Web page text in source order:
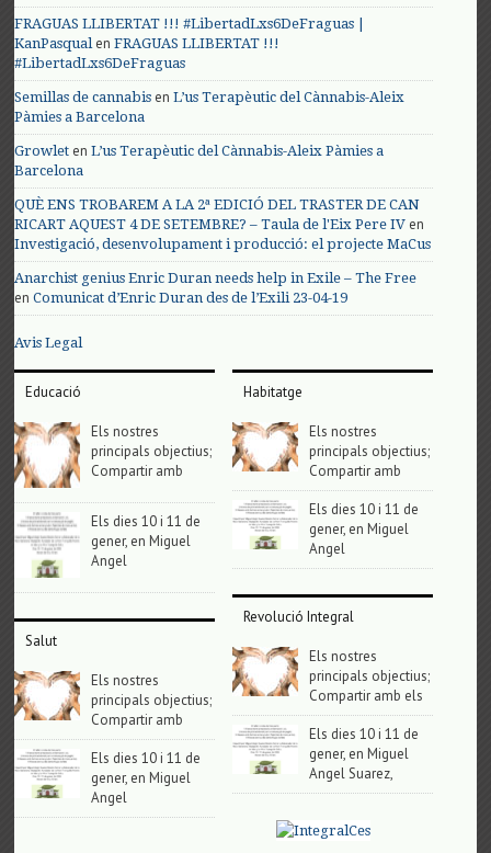
FRAGUAS LLIBERTAT !!! #LibertadLxs6DeFraguas |
KanPasqualenFRAGUAS LLIBERTAT !!!
#LibertadLxs6DeFraguas
Semillas de cannabis enL’us Terapèutic del Cànnabis-Aleix
Pàmies a Barcelona
Growlet enL’us Terapèutic del Cànnabis-Aleix Pàmies a
Barcelona
QUÈ ENS TROBAREM A LA 2ª EDICIÓ DEL TRASTER DE CAN
RICART AQUEST 4 DE SETEMBRE? – Taula de l'Eix Pere IV en
Investigació, desenvolupament i producció: el projecte MaCus
Anarchist genius Enric Duran needs help in Exile – The Free
enComunicat d’Enric Duran des de l’Exili 23-04-19
Avis Legal
Educació
Els nostres
principals objectius;
Compartir amb
Els dies 10 i 11 de
gener, en Miguel
Angel
Salut
Els nostres
principals objectius;
Compartir amb
Els dies 10 i 11 de
gener, en Miguel
Angel
Habitatge
Els nostres
principals objectius;
Compartir amb
Els dies 10 i 11 de
gener, en Miguel
Angel
Revolució Integral
Els nostres
principals objectius;
Compartir amb els
Els dies 10 i 11 de
gener, en Miguel
Angel Suarez,